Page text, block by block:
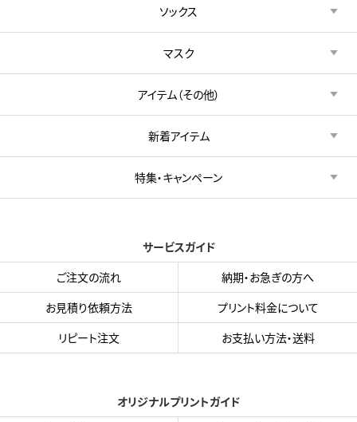
ソックス
マスク
アイテム（その他）
新着アイテム
特集・キャンペーン
サービスガイド
ご注文の流れ
納期・お急ぎの方へ
お見積り依頼方法
プリント料金について
リピート注文
お支払い方法・送料
オリジナルプリントガイド